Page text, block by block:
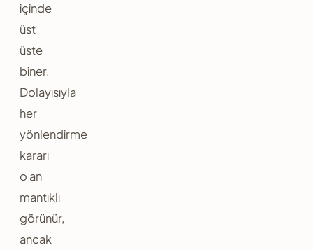
içinde
üst
üste
biner.
Dolayısıyla
her
yönlendirme
kararı
o an
mantıklı
görünür,
ancak